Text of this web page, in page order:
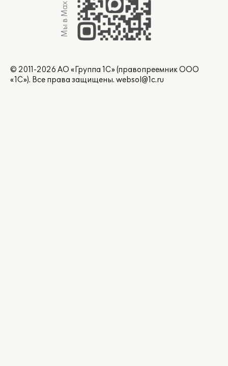
Мы в Max
© 2011-2026 АО «Группа 1С» (правопреемник ООО
«1С»). Все права защищены. websol@1c.ru